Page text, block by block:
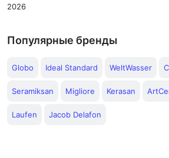
2026
Популярные бренды
Globo Ideal Standard WeltWasser
Seramiksan Migliore Kerasan
Laufen Jacob Delafon